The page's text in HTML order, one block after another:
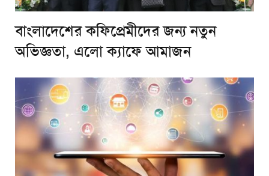
বাংলাদেশের কফিপ্রেমীদের জন্য নতুন
অভিজ্ঞতা, এলো ক্যাফে আমাজন